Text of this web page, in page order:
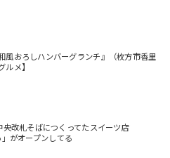
風おろしハンバーグランチ』（枚方市香里
ルメ】
央改札そばにつくってたスイーツ店
がオープンしてる